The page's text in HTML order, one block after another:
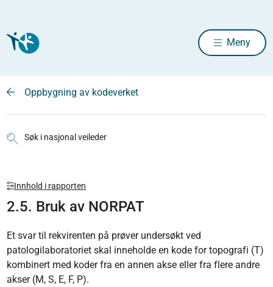
Meny
Oppbygning av kodeverket
Søk i nasjonal veileder
Innhold i rapporten
2.5. Bruk av NORPAT
Et svar til rekvirenten på prøver undersøkt ved
patologilaboratoriet skal inneholde en kode for topografi (T)
kombinert med koder fra en annen akse eller fra flere andre
akser (M, S, E, F, P).